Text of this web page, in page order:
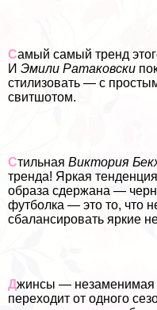
Самый самый тренд
И Эмили Ратаковски
стилизовать — с
свитшотом.
Стильная Виктория
тренда! Яркая
образа сдержана —
футболка — это то, что
сбалансировать яркие
Джинсы — незаменимая
переходит от одного